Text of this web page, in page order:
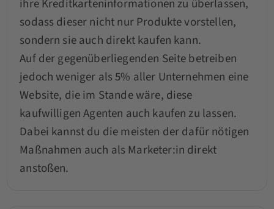
ihre Kreditkarteninformationen zu überlassen,
sodass dieser nicht nur Produkte vorstellen,
sondern sie auch direkt kaufen kann.
Auf der gegenüberliegenden Seite betreiben
jedoch weniger als 5% aller Unternehmen eine
Website, die im Stande wäre, diese
kaufwilligen Agenten auch kaufen zu lassen.
Dabei kannst du die meisten der dafür nötigen
Maßnahmen auch als Marketer:in direkt
anstoßen.